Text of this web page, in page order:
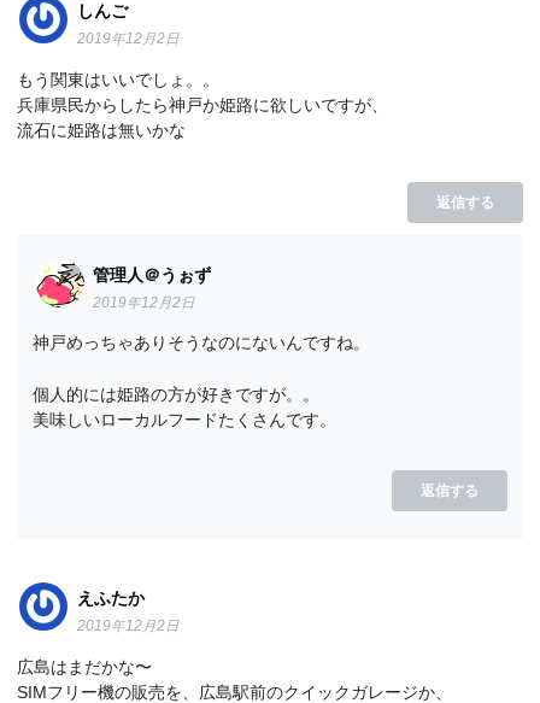
しんご
2019年12月2日
もう関東はいいでしょ。。
兵庫県民からしたら神戸か姫路に欲しいですが、
流石に姫路は無いかな
返信する
管理人＠うぉず
2019年12月2日
神戸めっちゃありそうなのにないんですね。
個人的には姫路の方が好きですが。。
美味しいローカルフードたくさんです。
返信する
えふたか
2019年12月2日
広島はまだかな〜
SIMフリー機の販売を、広島駅前のクイックガレージか、